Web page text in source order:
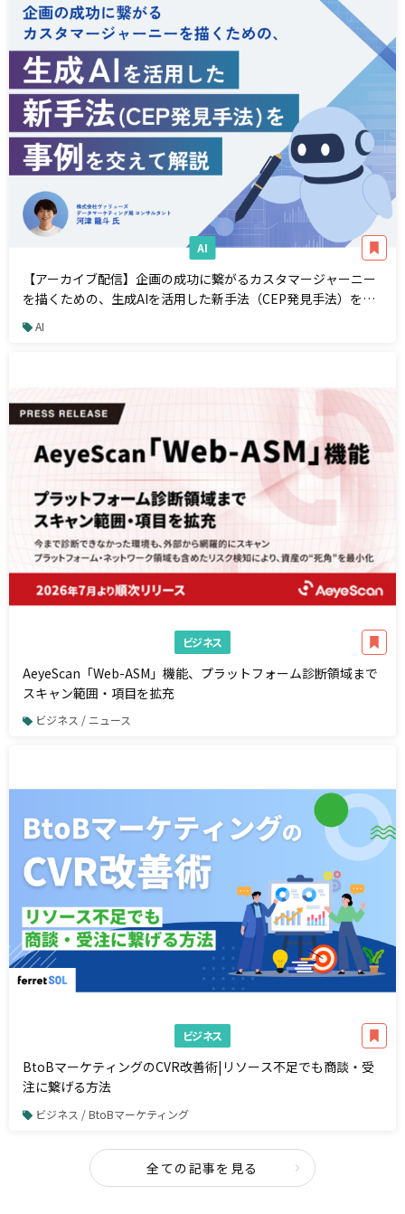
AI
【アーカイブ配信】企画の成功に繋がるカスタマージャーニー
を描くための、生成AIを活用した新手法（CEP発見手法）を事
例を交えて解説
AI
ビジネス
AeyeScan「Web-ASM」機能、プラットフォーム診断領域まで
スキャン範囲・項目を拡充
ビジネス / ニュース
ビジネス
BtoBマーケティングのCVR改善術|リソース不足でも商談・受
注に繋げる方法
ビジネス / BtoBマーケティング
全ての記事を見る